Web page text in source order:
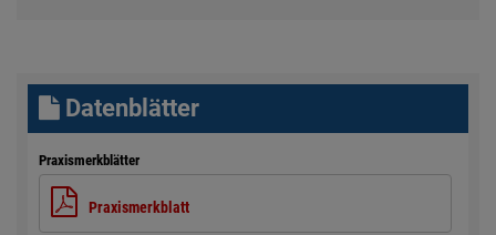
Datenblätter
Praxismerkblätter
Praxismerkblatt